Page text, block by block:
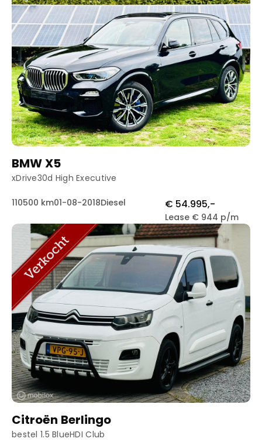
BMW X5
xDrive30d High Executive
110500 km01-08-2018Diesel € 54.995,-
Lease € 944 p/m
Citroën Berlingo
bestel 1.5 BlueHDI Club